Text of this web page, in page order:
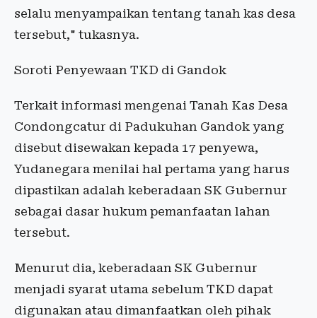
selalu menyampaikan tentang tanah kas desa
tersebut," tukasnya.
Soroti Penyewaan TKD di Gandok
Terkait informasi mengenai Tanah Kas Desa
Condongcatur di Padukuhan Gandok yang
disebut disewakan kepada 17 penyewa,
Yudanegara menilai hal pertama yang harus
dipastikan adalah keberadaan SK Gubernur
sebagai dasar hukum pemanfaatan lahan
tersebut.
Menurut dia, keberadaan SK Gubernur
menjadi syarat utama sebelum TKD dapat
digunakan atau dimanfaatkan oleh pihak